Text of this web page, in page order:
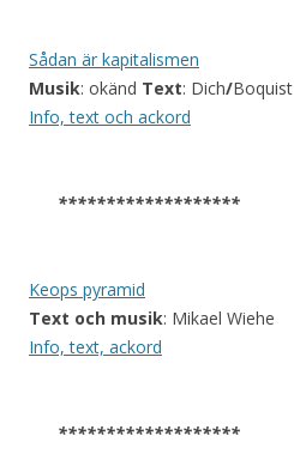
Sådan är kapitalismen
Musik: okänd Text: Dich/Boquist
Info, text och ackord
*******************
Keops pyramid
Text och musik: Mikael Wiehe
Info, text, ackord
*******************